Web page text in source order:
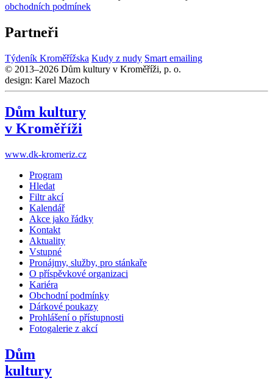
obchodních podmínek
Partneři
Týdeník Kroměřížska Kudy z nudy Smart emailing
© 2013–2026 Dům kultury v Kroměříži, p. o.
design: Karel Mazoch
Dům kultury
v Kroměříži
www.dk-kromeriz.cz
Program
Hledat
Filtr akcí
Kalendář
Akce jako řádky
Kontakt
Aktuality
Vstupné
Pronájmy, služby, pro stánkaře
O příspěvkové organizaci
Kariéra
Obchodní podmínky
Dárkové poukazy
Prohlášení o přístupnosti
Fotogalerie z akcí
Dům
kultury